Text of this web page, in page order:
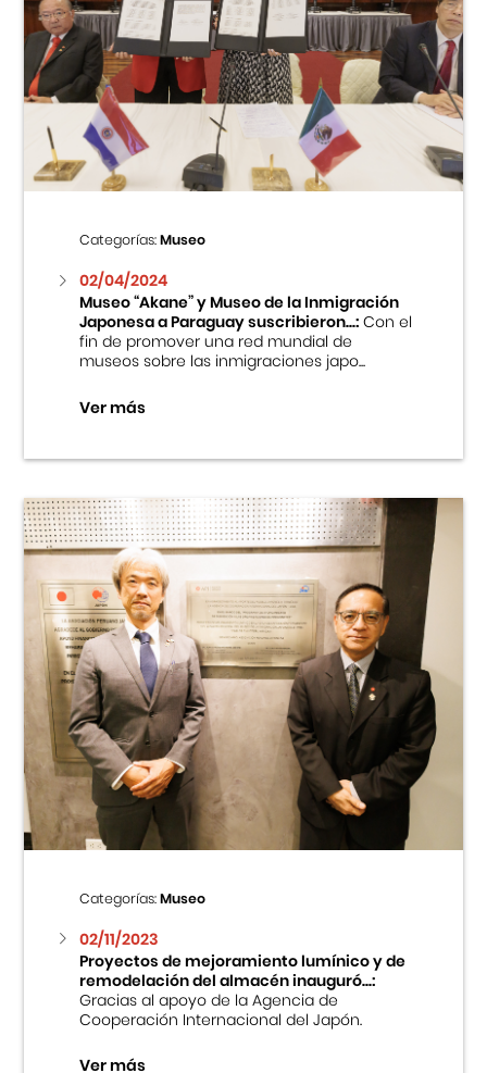
Categorías:Museo
02/04/2024
Museo “Akane” y Museo de la Inmigración
Japonesa a Paraguay suscribieron...:Con el
fin de promover una red mundial de
museos sobre las inmigraciones japo...
Ver más
Categorías:Museo
02/11/2023
Proyectos de mejoramiento lumínico y de
remodelación del almacén inauguró...:
Gracias al apoyo de la Agencia de
Cooperación Internacional del Japón.
Ver más